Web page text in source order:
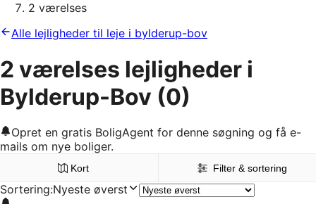
2 værelses
Alle lejligheder til leje i bylderup-bov
2 værelses lejligheder i
Bylderup-Bov (0)
Opret en gratis BoligAgent for denne søgning og få e-
mails om nye boliger.
Kort Filter & sortering
Sortering:Nyeste øverst